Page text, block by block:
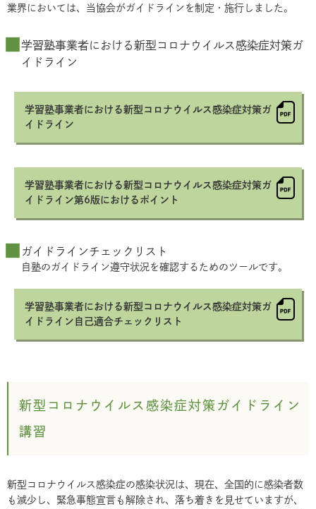
業界においては、当協会がガイドラインを制定・施行しました。
学習塾事業者における新型コロナウイルス感染症対策ガ
イドライン
学習塾事業者における新型コロナウイルス感染症対策ガ
イドライン
学習塾事業者における新型コロナウイルス感染症対策ガ
イドライン第6版におけるポイント
ガイドラインチェックリスト
自塾のガイドライン遵守状況を確認するためのツールです。
学習塾事業者における新型コロナウイルス感染症対策ガ
イドライン自己適合チェックリスト
新型コロナウイルス感染症対策ガイドライン
講習
新型コロナウイルス感染症の感染状況は、現在、全国的に感染者数
も減少し、緊急事態宣言も解除され、落ち着きを見せていますが、